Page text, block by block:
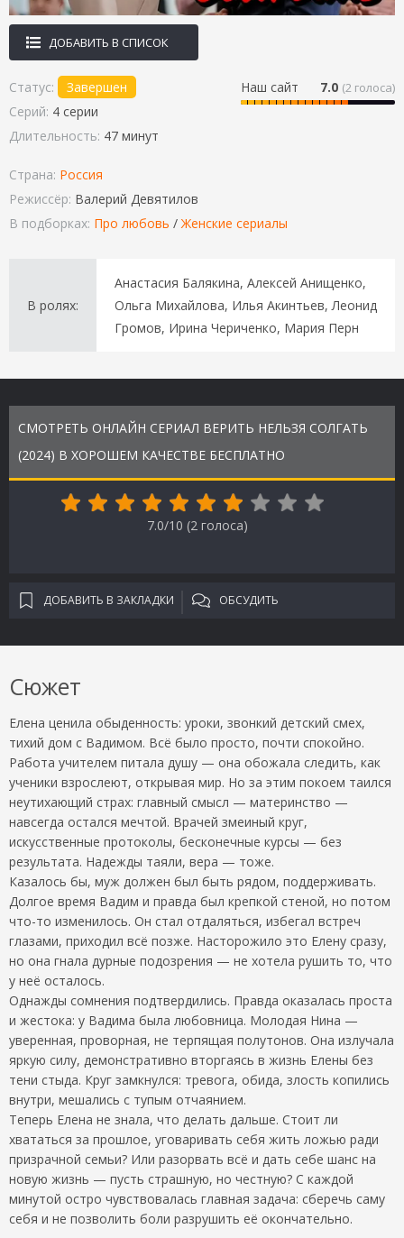
ДОБАВИТЬ В СПИСОК
Наш сайт 7.0 (2 голоса)
Статус:
Завершен
Серий: 4 серии
Длительность: 47 минут
Страна: Россия
Режиссёр: Валерий Девятилов
В подборках: Про любовь / Женские сериалы
В ролях:
Анастасия Балякина, Алексей Анищенко,
Ольга Михайлова, Илья Акинтьев, Леонид
Громов, Ирина Чериченко, Мария Перн
СМОТРЕТЬ ОНЛАЙН СЕРИАЛ ВЕРИТЬ НЕЛЬЗЯ СОЛГАТЬ
(2024) В ХОРОШЕМ КАЧЕСТВЕ БЕСПЛАТНО
7.0/10 (2 голоса)
ДОБАВИТЬ В ЗАКЛАДКИ ОБСУДИТЬ
Сюжет
Елена ценила обыденность: уроки, звонкий детский смех,
тихий дом с Вадимом. Всё было просто, почти спокойно.
Работа учителем питала душу — она обожала следить, как
ученики взрослеют, открывая мир. Но за этим покоем таился
неутихающий страх: главный смысл — материнство —
навсегда остался мечтой. Врачей змеиный круг,
искусственные протоколы, бесконечные курсы — без
результата. Надежды таяли, вера — тоже.
Казалось бы, муж должен был быть рядом, поддерживать.
Долгое время Вадим и правда был крепкой стеной, но потом
что-то изменилось. Он стал отдаляться, избегал встреч
глазами, приходил всё позже. Насторожило это Елену сразу,
но она гнала дурные подозрения — не хотела рушить то, что
у неё осталось.
Однажды сомнения подтвердились. Правда оказалась проста
и жестока: у Вадима была любовница. Молодая Нина —
уверенная, проворная, не терпящая полутонов. Она излучала
яркую силу, демонстративно вторгаясь в жизнь Елены без
тени стыда. Круг замкнулся: тревога, обида, злость копились
внутри, мешались с тупым отчаянием.
Теперь Елена не знала, что делать дальше. Стоит ли
хвататься за прошлое, уговаривать себя жить ложью ради
призрачной семьи? Или разорвать всё и дать себе шанс на
новую жизнь — пусть страшную, но честную? С каждой
минутой остро чувствовалась главная задача: сберечь саму
себя и не позволить боли разрушить её окончательно.